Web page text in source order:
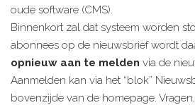
oude software (CMS).
Binnenkort zal dat systeem worden
abonnees op de nieuwsbrief wordt
opnieuw aan te melden via de
Aanmelden kan via het “blok”
bovenzijde van de homepage.